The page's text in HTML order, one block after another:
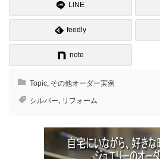
LINE
feedly
note
Topic, その他オーダー実例
シルバー, リフォーム